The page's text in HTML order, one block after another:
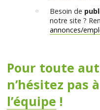
Besoin de
notre site ?
annonces/
Pour toute
n’hésitez pas à
l’équipe !